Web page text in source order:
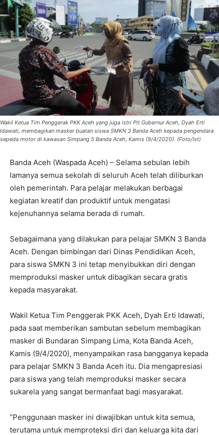
Wakil Ketua Tim Penggerak PKK Aceh yang juga istri Plt Gubernur Aceh, Dyah Erti
Idawati, membagikan masker buatan siswa SMKN 3 Banda Aceh kepada pengendara
sepeda motor di kawasan Simpang 5 Banda Aceh, Kamis (9/4/2020). (Foto/Ist)
Banda Aceh (Waspada Aceh) – Selama sebulan lebih
lamanya semua sekolah di seluruh Aceh telah diliburkan
oleh pemerintah. Para pelajar melakukan berbagai
kegiatan kreatif dan produktif untuk mengatasi
kejenuhannya selama berada di rumah.
Sebagaimana yang dilakukan para pelajar SMKN 3 Banda
Aceh. Dengan bimbingan dari Dinas Pendidikan Aceh,
para siswa SMKN 3 ini tetap menyibukkan diri dengan
memproduksi masker untuk dibagikan secara gratis
kepada masyarakat.
Wakil Ketua Tim Penggerak PKK Aceh, Dyah Erti Idawati,
pada saat memberikan sambutan sebelum membagikan
masker di Bundaran Simpang Lima, Kota Banda Aceh,
Kamis (9/4/2020), menyampaikan rasa bangganya kepada
para pelajar SMKN 3 Banda Aceh itu. Dia mengapresiasi
para siswa yang telah memproduksi masker secara
sukarela yang sangat bermanfaat bagi masyarakat.
“Penggunaan masker ini diwajibkan untuk kita semua,
terutama untuk memproteksi diri dan keluarga kita dari